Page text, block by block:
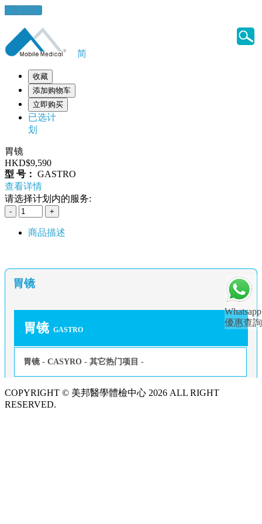
健康錦囊
Whatsapp
優惠查詢
简
收藏
添加购物车
立即购买
已选计
划
胃镜
HKD$9,590
型 号： GASTRO
查看详情
请选择计划内的服务:
商品描述
胃镜
胃镜 GASTRO
胃镜 - CASYRO - 其它热门项目 -
COPYRIGHT © 美邦醫學體檢中心 2026 ALL RIGHT
RESERVED.